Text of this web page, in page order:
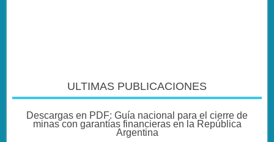
ULTIMAS PUBLICACIONES
Descargas en PDF: Guía nacional para el cierre de
minas con garantías financieras en la República
Argentina